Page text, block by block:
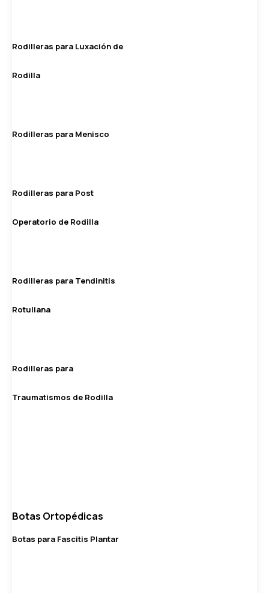
Rodilleras para Luxación de
Rodilla
Rodilleras para Menisco
Rodilleras para Post
Operatorio de Rodilla
Rodilleras para Tendinitis
Rotuliana
Rodilleras para
Traumatismos de Rodilla
Botas Ortopédicas
Botas para Fascitis Plantar